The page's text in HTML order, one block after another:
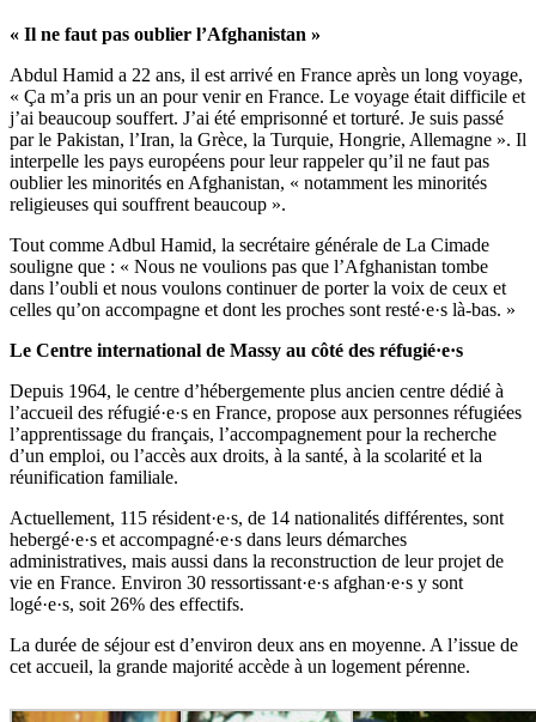
« Il ne faut pas oublier l’Afghanistan »
Abdul Hamid a 22 ans, il est arrivé en France après un long voyage,
« Ça m’a pris un an pour venir en France. Le voyage était difficile et
j’ai beaucoup souffert. J’ai été emprisonné et torturé. Je suis passé
par le Pakistan, l’Iran, la Grèce, la Turquie, Hongrie, Allemagne ». Il
interpelle les pays européens pour leur rappeler qu’il ne faut pas
oublier les minorités en Afghanistan, « notamment les minorités
religieuses qui souffrent beaucoup ».
Tout comme Adbul Hamid, la secrétaire générale de La Cimade
souligne que : « Nous ne voulions pas que l’Afghanistan tombe
dans l’oubli et nous voulons continuer de porter la voix de ceux et
celles qu’on accompagne et dont les proches sont resté·e·s là-bas. »
Le Centre international de Massy au côté des réfugié·e·s
Depuis 1964, le centre d’hébergemente plus ancien centre dédié à
l’accueil des réfugié·e·s en France, propose aux personnes réfugiées
l’apprentissage du français, l’accompagnement pour la recherche
d’un emploi, ou l’accès aux droits, à la santé, à la scolarité et la
réunification familiale.
Actuellement, 115 résident·e·s, de 14 nationalités différentes, sont
hebergé·e·s et accompagné·e·s dans leurs démarches
administratives, mais aussi dans la reconstruction de leur projet de
vie en France. Environ 30 ressortissant·e·s afghan·e·s y sont
logé·e·s, soit 26% des effectifs.
La durée de séjour est d’environ deux ans en moyenne. A l’issue de
cet accueil, la grande majorité accède à un logement pérenne.